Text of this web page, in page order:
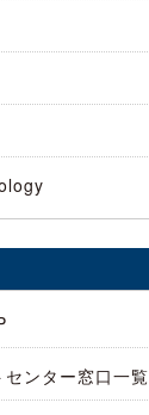
ンター窓口一覧